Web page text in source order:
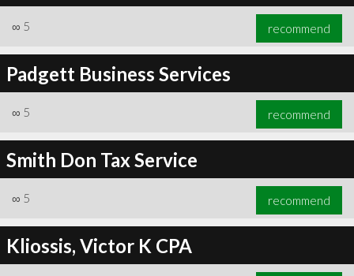
∞ 5 recommend
Padgett Business Services
∞ 5 recommend
Smith Don Tax Service
∞ 5 recommend
Kliossis, Victor K CPA